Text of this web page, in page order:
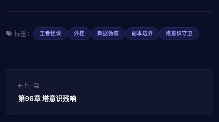
标签： 王者怪谈 外挂 数据伪装 副本边界 塔意识守卫
上一篇
第96章 塔意识残响